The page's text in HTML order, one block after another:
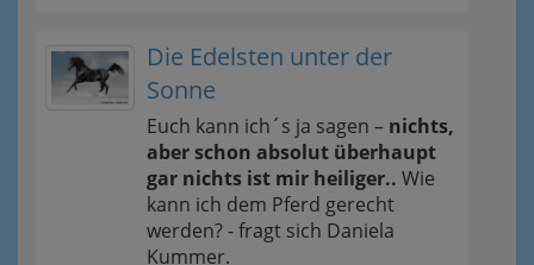
Die Edelsten unter der
Sonne
Euch kann ich´s ja sagen – nichts,
aber schon absolut überhaupt
gar nichts ist mir heiliger.. Wie
kann ich dem Pferd gerecht
werden? - fragt sich Daniela
Kummer.